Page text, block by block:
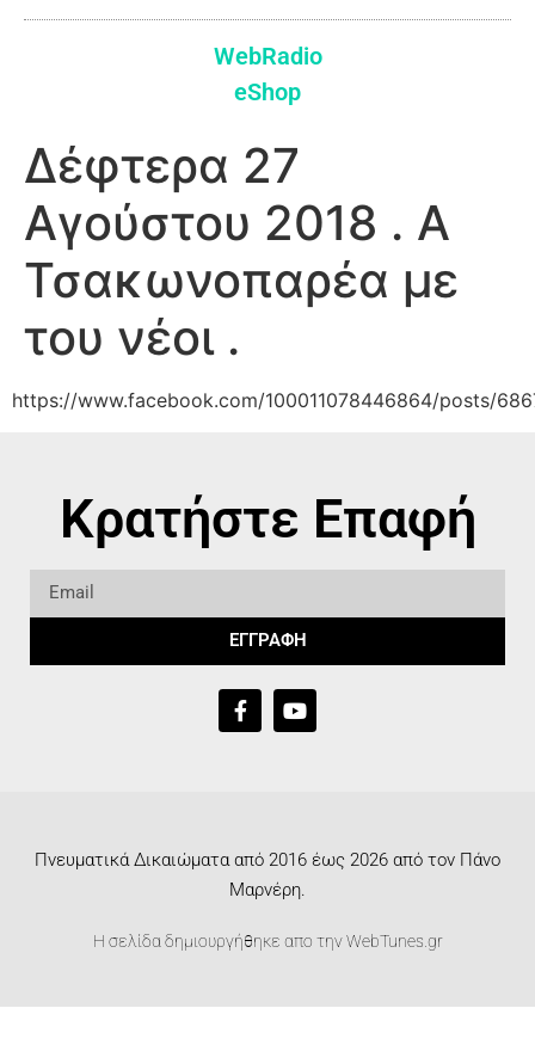
WebRadio
eShop
Δέφτερα 27
Αγούστου 2018 . Α
Τσακωνοπαρέα με
του νέοι .
https://www.facebook.com/100011078446864/posts/
Κρατήστε Επαφή
ΕΓΓΡΑΦΗ
Πνευματικά Δικαιώματα από 2016 έως 2026 από τον Πάνο
Μαρνέρη.
Η σελίδα δημιουργήθηκε απο τηνWebTunes.gr